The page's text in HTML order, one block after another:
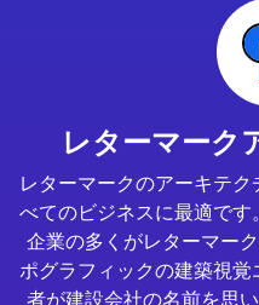
レターマーク
レターマークのアーキテ
べてのビジネスに最適です
企業の多くがレターマー
ポグラフィックの建築視
者が建設会社の名前を思